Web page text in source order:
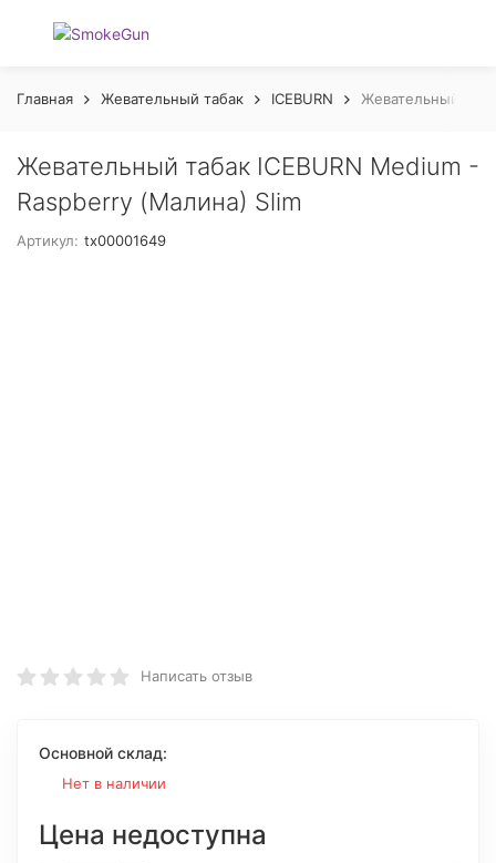
Главная Жевательный табак ICEBURN Жевательный
Жевательный табак ICEBURN Medium -
Raspberry (Малина) Slim
Артикул: tx00001649
Написать отзыв
Основной склад:
Нет в наличии
Цена недоступна